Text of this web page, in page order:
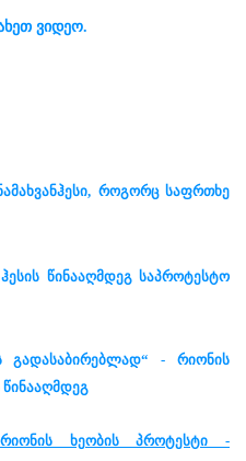
ვიდეო.
როგორც საფრთხე
წინააღმდეგ საპროტესტო
გადასაბირებლად“ - რიონის
წინააღმდეგ
რიონის ხეობის პროტესტი -